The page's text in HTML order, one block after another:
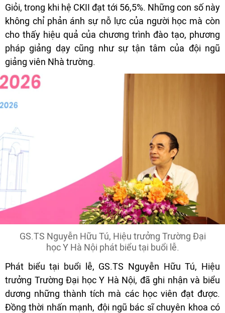
Giỏi, trong khi hệ CKII đạt tới 56,5%. Những con số này
không chỉ phản ánh sự nỗ lực của người học mà còn
cho thấy hiệu quả của chương trình đào tạo, phương
pháp giảng dạy cũng như sự tận tâm của đội ngũ
giảng viên Nhà trường.
GS.TS Nguyễn Hữu Tú, Hiệu trưởng Trường Đại
học Y Hà Nội phát biểu tại buổi lễ.
Phát biểu tại buổi lễ, GS.TS Nguyễn Hữu Tú, Hiệu
trưởng Trường Đại học Y Hà Nội, đã ghi nhận và biểu
dương những thành tích mà các học viên đạt được.
Đồng thời nhấn mạnh, đội ngũ bác sĩ chuyên khoa có